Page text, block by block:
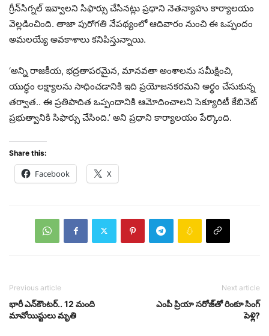
గ్రీన్‌సిగ్నల్‌ ఇవ్వాలని సిఫార్సు చేసినట్లు ప్రధాని నెతన్యాహు కార్యాలయం
వెల్లడించింది. తాజా పురోగతి నేపథ్యంలో ఆదివారం నుంచి ఈ ఒప్పందం
అమలయ్యే అవకాశాలు కనిపిస్తున్నాయి.
‘అన్ని రాజకీయ, భద్రతాపరమైన, మానవతా అంశాలను సమీక్షించి,
యుద్ధం లక్ష్యాలను సాధించడానికి ఇది ప్రయోజనకరమని అర్థం చేసుకున్న
తర్వాత.. ఈ ప్రతిపాదిత ఒప్పందానికి ఆమోదించాలని సెక్యూరిటీ కేబినెట్‌
ప్రభుత్వానికి సిఫార్సు చేసింది.’ అని ప్రధాని కార్యాలయం పేర్కొంది.
Share this:
Facebook X
Previous article
భారీ ఎన్‌కౌంటర్.. 12 మంది
మావోయిస్టులు మృతి
Next article
ఎంపీ ప్రియా సరోజ్‌తో రింకూ సింగ్‌
పెళ్లి?